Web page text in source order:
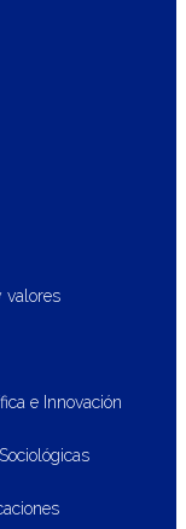
valores
e Innovación